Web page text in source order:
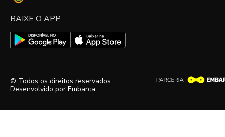
BAIXE O APP
© Todos os direitos reservados.
Desenvolvido por Embarca